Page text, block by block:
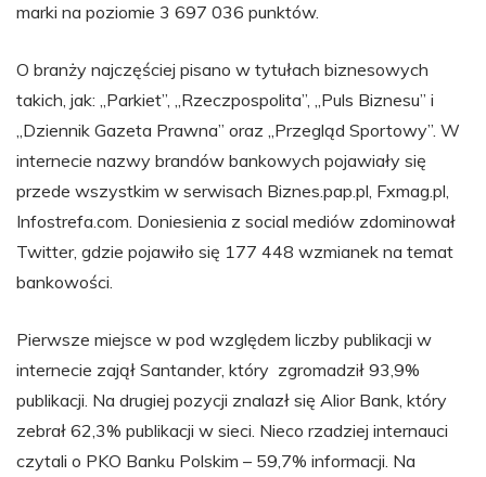
marki na poziomie 3 697 036 punktów.
O branży najczęściej pisano w tytułach biznesowych
takich, jak: „Parkiet”, „Rzeczpospolita”, „Puls Biznesu” i
„Dziennik Gazeta Prawna” oraz „Przegląd Sportowy”. W
internecie nazwy brandów bankowych pojawiały się
przede wszystkim w serwisach Biznes.pap.pl, Fxmag.pl,
Infostrefa.com. Doniesienia z social mediów zdominował
Twitter, gdzie pojawiło się 177 448 wzmianek na temat
bankowości.
Pierwsze miejsce w pod względem liczby publikacji w
internecie zajął Santander, który zgromadził 93,9%
publikacji. Na drugiej pozycji znalazł się Alior Bank, który
zebrał 62,3% publikacji w sieci. Nieco rzadziej internauci
czytali o PKO Banku Polskim – 59,7% informacji. Na